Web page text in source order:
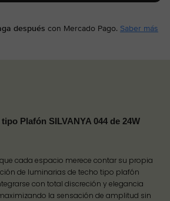
después con Mercado Pago. Saber más
Plafón SILVANYA 044 de 24W
que cada espacio merece contar su propia
de luminarias de techo tipo plafón
con total discreción y elegancia
la sensación de amplitud sin